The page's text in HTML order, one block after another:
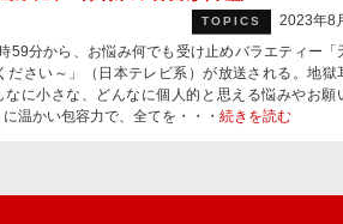
TOPICS
2023年8
59分から、お悩み何でも受け止めバラエティー「
ださい～」（日本テレビ系）が放送される。地獄
なに小さな、どんなに個人的と思える悩みやお願
温かい包容力で、全てを・・・ 続きを読む